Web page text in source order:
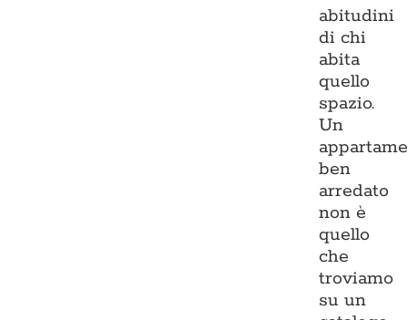
abitudini
di chi
abita
quello
spazio.
Un
ben
arredato
non è
quello
che
troviamo
su un